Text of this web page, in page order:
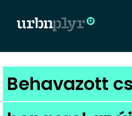
Behavazott